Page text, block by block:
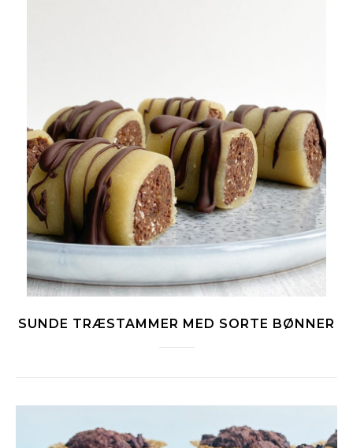
SUNDE TRÆSTAMMER MED SORTE BØNNER